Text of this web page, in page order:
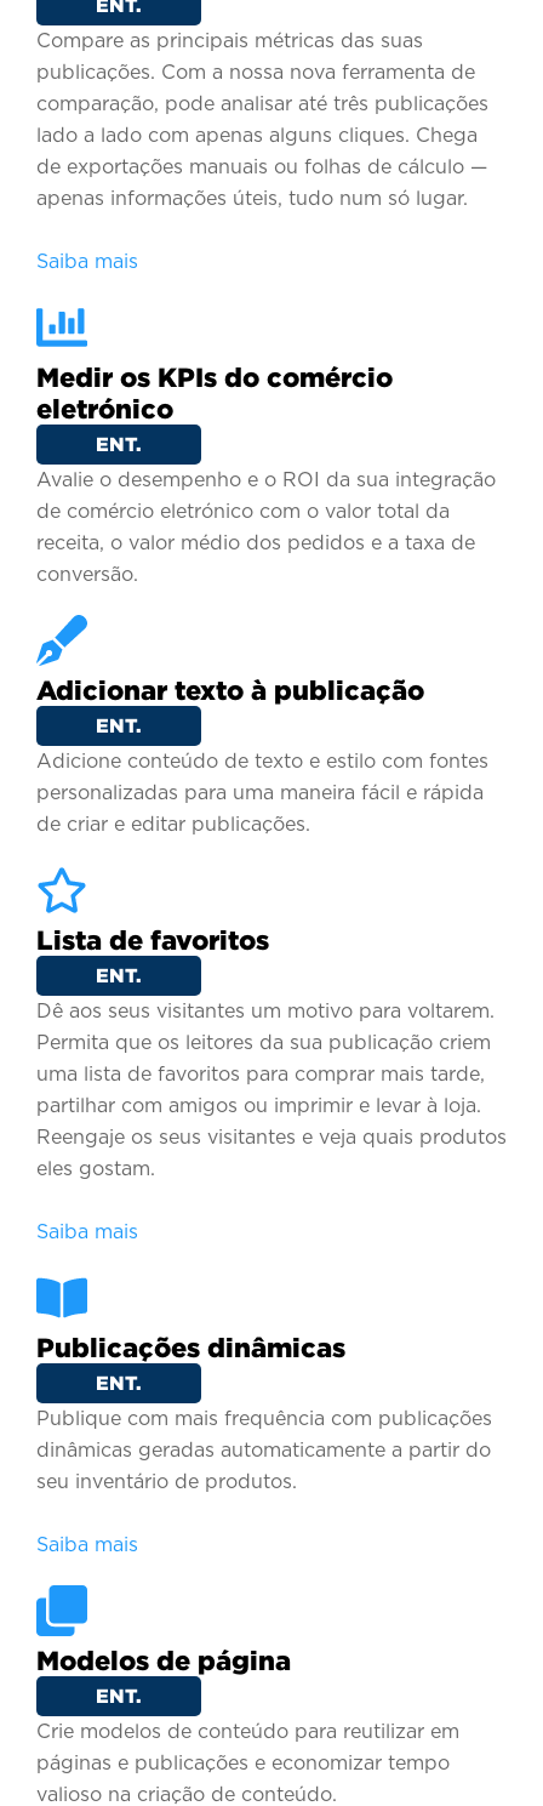
ENT.
Compare as principais métricas das suas
publicações. Com a nossa nova ferramenta de
comparação, pode analisar até três publicações
lado a lado com apenas alguns cliques. Chega
de exportações manuais ou folhas de cálculo —
apenas informações úteis, tudo num só lugar.
Saiba mais
Medir os KPIs do comércio
eletrónico
ENT.
Avalie o desempenho e o ROI da sua integração
de comércio eletrónico com o valor total da
receita, o valor médio dos pedidos e a taxa de
conversão.
Adicionar texto à publicação
ENT.
Adicione conteúdo de texto e estilo com fontes
personalizadas para uma maneira fácil e rápida
de criar e editar publicações.
Lista de favoritos
ENT.
Dê aos seus visitantes um motivo para voltarem.
Permita que os leitores da sua publicação criem
uma lista de favoritos para comprar mais tarde,
partilhar com amigos ou imprimir e levar à loja.
Reengaje os seus visitantes e veja quais produtos
eles gostam.
Saiba mais
Publicações dinâmicas
ENT.
Publique com mais frequência com publicações
dinâmicas geradas automaticamente a partir do
seu inventário de produtos.
Saiba mais
Modelos de página
ENT.
Crie modelos de conteúdo para reutilizar em
páginas e publicações e economizar tempo
valioso na criação de conteúdo.